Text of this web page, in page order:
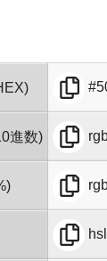
進数)